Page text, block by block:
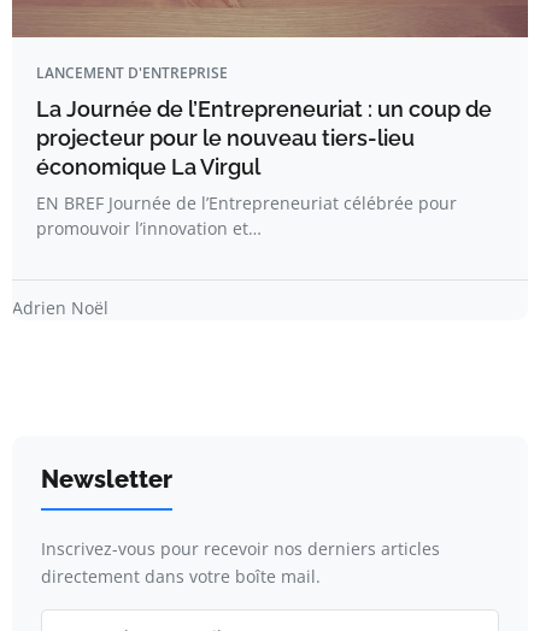
LANCEMENT D'ENTREPRISE
La Journée de l’Entrepreneuriat : un coup de
projecteur pour le nouveau tiers-lieu
économique La Virgul
EN BREF Journée de l’Entrepreneuriat célébrée pour
promouvoir l’innovation et…
Adrien Noël
Newsletter
Inscrivez-vous pour recevoir nos derniers articles
directement dans votre boîte mail.